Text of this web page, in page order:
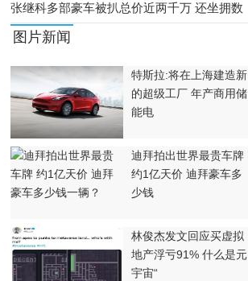
张继科多部豪车被扒总价近两千万 还坐拥数
图片新闻
特斯拉:将在上海建造新
的超级工厂 年产商用储
能电
迪拜拍出世界最贵车牌
约1亿天价 迪拜豪车多
少钱
林俊杰发文回应买虚拟
地产浮亏91% 什么是元
宇宙“